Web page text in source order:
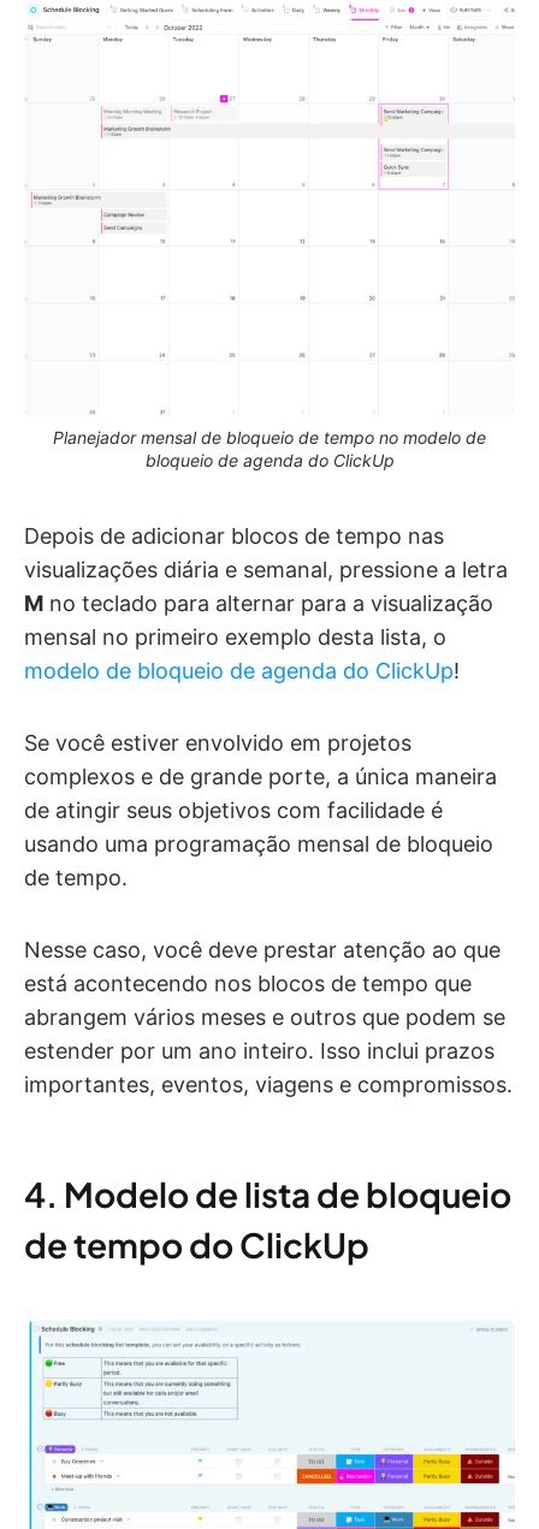
Planejador mensal de bloqueio de tempo no modelo de
bloqueio de agenda do ClickUp
Depois de adicionar blocos de tempo nas
visualizações diária e semanal, pressione a letra
M no teclado para alternar para a visualização
mensal no primeiro exemplo desta lista, o
modelo de bloqueio de agenda do ClickUp!
Se você estiver envolvido em projetos
complexos e de grande porte, a única maneira
de atingir seus objetivos com facilidade é
usando uma programação mensal de bloqueio
de tempo.
Nesse caso, você deve prestar atenção ao que
está acontecendo nos blocos de tempo que
abrangem vários meses e outros que podem se
estender por um ano inteiro. Isso inclui prazos
importantes, eventos, viagens e compromissos.
4. Modelo de lista de bloqueio
de tempo do ClickUp